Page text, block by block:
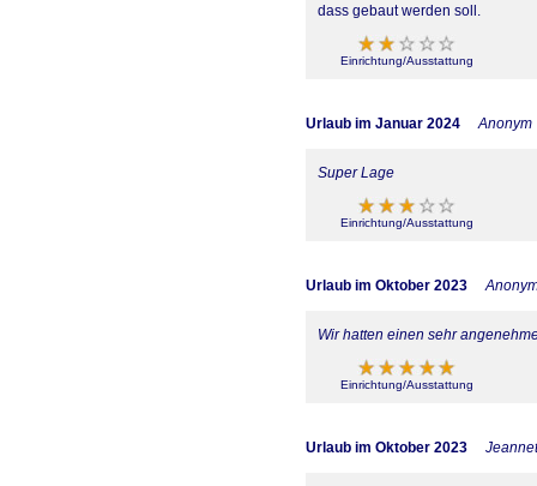
dass gebaut werden soll.
Einrichtung/Ausstattung
Urlaub im Januar 2024 Anonym
Super Lage
Einrichtung/Ausstattung
Urlaub im Oktober 2023
Wir hatten einen sehr
Einrichtung/Ausstattung
Urlaub im Oktober 2023